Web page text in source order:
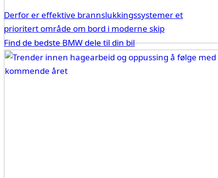
Derfor er effektive brannslukkingssystemer et
prioritert område om bord i moderne skip
Find de bedste BMW dele til din bil